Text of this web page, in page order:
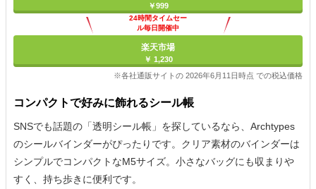
￥999
24時間タイムセー
ル毎日開催中
楽天市場
￥ 1,230
※各社通販サイトの 2026年6月11日時点 での税込価格
コンパクトで好みに飾れるシール帳
SNSでも話題の「透明シール帳」を探しているなら、Archtypes
のシールバインダーがぴったりです。クリア素材のバインダーは
シンプルでコンパクトなM5サイズ。小さなバッグにも収まりや
すく、持ち歩きに便利です。